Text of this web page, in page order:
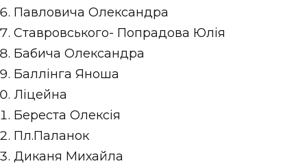
ВІДЕО
Павловича Олександра
Ставровського- Попрадова Юлія
Бабича Олександра
Баллінга Яноша
Ліцейна
Береста Олексія
Пл.Паланок
Диканя Михайла